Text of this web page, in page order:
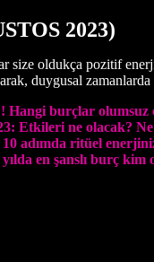
2023)
size oldukça pozitif
duygusal zamanlarda
Hangi burçlar
Etkileri ne olacak?
10 adımda ritüel
en şanslı burç kim